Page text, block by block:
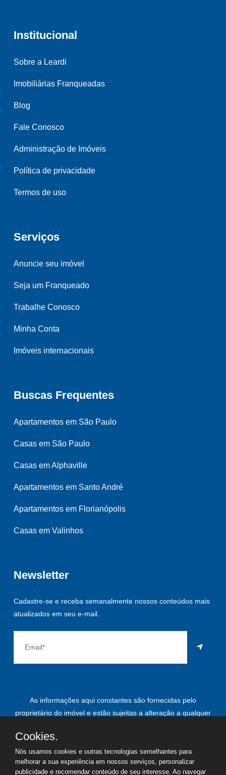
Institucional
Sobre a Leardi
Imobiliárias Franqueadas
Blog
Fale Conosco
Administração de Imóveis
Política de privacidade
Termos de uso
Serviços
Anuncie seu imóvel
Seja um Franqueado
Trabalhe Conosco
Minha Conta
Imóveis internacionais
Buscas Frequentes
Apartamentos em São Paulo
Casas em São Paulo
Casas em Alphaville
Apartamentos em Santo André
Apartamentos em Florianópolis
Casas em Valinhos
Newsletter
Cadastre-se e receba semanalmente nossos conteúdos mais
atualizados em seu e-mail.
As informações aqui constantes são fornecidas pelo
proprietário do imóvel e estão sujeitas a alteração a qualquer
©2026Copyright - Paulo Roberto Leardi | Todos os direitos
Cookies.
Nós usamos cookies e outras tecnologias semelhantes para
melhorar a sua experiência em nossos serviços, personalizar
publicidade e recomendar conteúdo de seu interesse. Ao navegar